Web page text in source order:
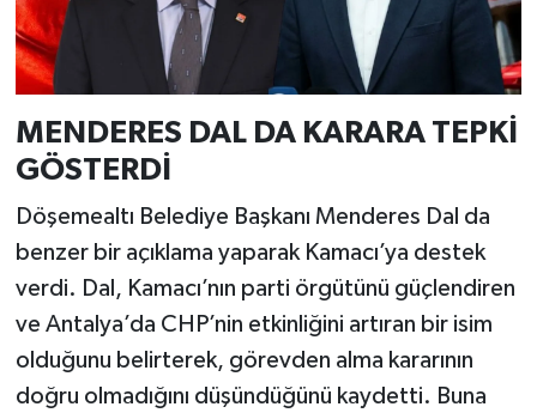
MENDERES DAL DA KARARA TEPKİ
GÖSTERDİ
Döşemealtı Belediye Başkanı Menderes Dal da
benzer bir açıklama yaparak Kamacı’ya destek
verdi. Dal, Kamacı’nın parti örgütünü güçlendiren
ve Antalya’da CHP’nin etkinliğini artıran bir isim
olduğunu belirterek, görevden alma kararının
doğru olmadığını düşündüğünü kaydetti. Buna